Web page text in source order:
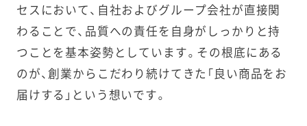
セスにおいて、自社およびグループ会社が直接関
わることで、品質への責任を自身がしっかりと持
つことを基本姿勢としています。その根底にある
のが、創業からこだわり続けてきた「良い商品をお
届けする」という想いです。